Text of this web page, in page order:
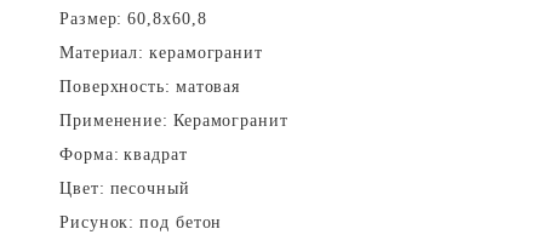
Размер: 60,8x60,8
Материал: керамогранит
Поверхность: матовая
Применение: Керамогранит
Форма: квадрат
Цвет: песочный
Рисунок: под бетон